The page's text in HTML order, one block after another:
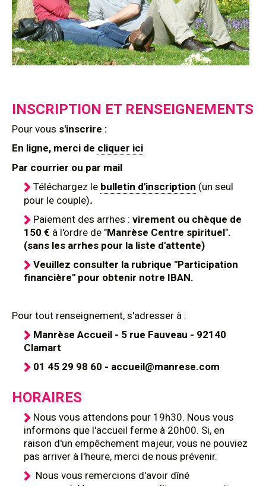
INSCRIPTION ET RENSEIGNEMENTS
Pour vous s'inscrire :
En ligne, merci de cliquer ici
Par courrier ou par mail
Téléchargez le bulletin d'inscription (un seul
pour le couple).
Paiement des arrhes : virement ou chèque de
150 € à l'ordre de "Manrèse Centre spirituel".
(sans les arrhes pour la liste d'attente)
Veuillez consulter la rubrique "Participation
financière" pour obtenir notre IBAN.
Pour tout renseignement, s'adresser à :
Manrèse Accueil - 5 rue Fauveau - 92140
Clamart
01 45 29 98 60 - accueil@manrese.com
HORAIRES
Nous vous attendons pour 19h30. Nous vous
informons que l'accueil ferme à 20h00. Si, en
raison d'un empêchement majeur, vous ne pouviez
pas arriver à l'heure, merci de nous prévenir.
Nous vous remercions d'avoir dîné